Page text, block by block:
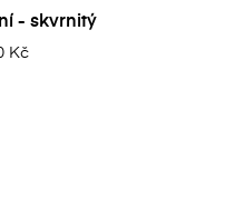
- skvrnitý
Kč